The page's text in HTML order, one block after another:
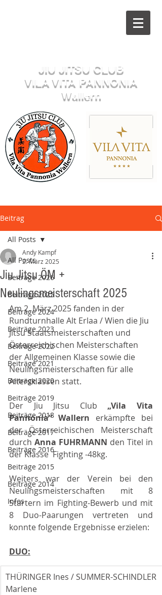
JIU JITSU CLUB
VILA VITA PANNONIA
Wallern
Beitrag
All Posts
Beiträge 2026
Beiträge 2025
Beiträge 2024
Beiträge 2023
Beiträge 2022
Beiträge 2021
Beiträge 2020
Beiträge 2019
Beiträge 2018
Beiträge 2017
Beiträge 2016
Beiträge 2015
Beiträge 2014
Infos
All Posts
Jiu Jitsu ÖM +
Neulingsmeisterschaft 2025
Andy Kampf
2. März 2025
Am 2. März 2025 fanden in der
Rundturnhalle Alt Erlaa / Wien die Jiu
Jitsu Staatsmeisterschaften und
Österreichischen Meisterschaften
der Allgemeinen Klasse sowie die
Neulingsmeisterschaften für alle
Altersklassen statt.
Der Jiu Jitsu Club „Vila Vita
Pannonia“ Wallern erkämpfte bei
der Österreichischen Meisterschaft
durch Anna FUHRMANN den Titel in
der Klasse  Fighting -48kg.
Weiters war der Verein bei den
Neulingsmeisterschaften mit 8
Startern im Fighting-Bewerb und mit
8 Duo-Paarungen vertreten und
konnte folgende Ergebnisse erzielen:
DUO:
THÜRINGER Ines / SUMMER-SCHINDLER
Marlene